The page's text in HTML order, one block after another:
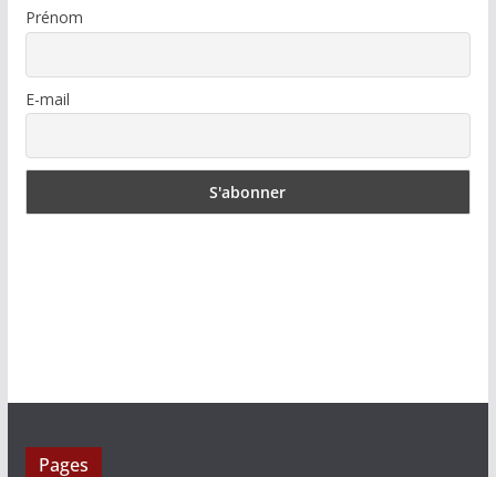
Prénom
E-mail
Pages